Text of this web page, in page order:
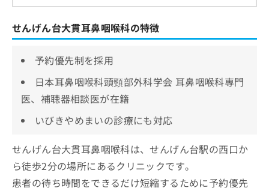
せんげん台大貫耳鼻咽喉科の特徴
予約優先制を採用
日本耳鼻咽喉科頭頸部外科学会 耳鼻咽喉科専門
医、補聴器相談医が在籍
いびきやめまいの診療にも対応
せんげん台大貫耳鼻咽喉科は、せんげん台駅の西口か
ら徒歩2分の場所にあるクリニックです。
患者の待ち時間をできるだけ短縮するために予約優先